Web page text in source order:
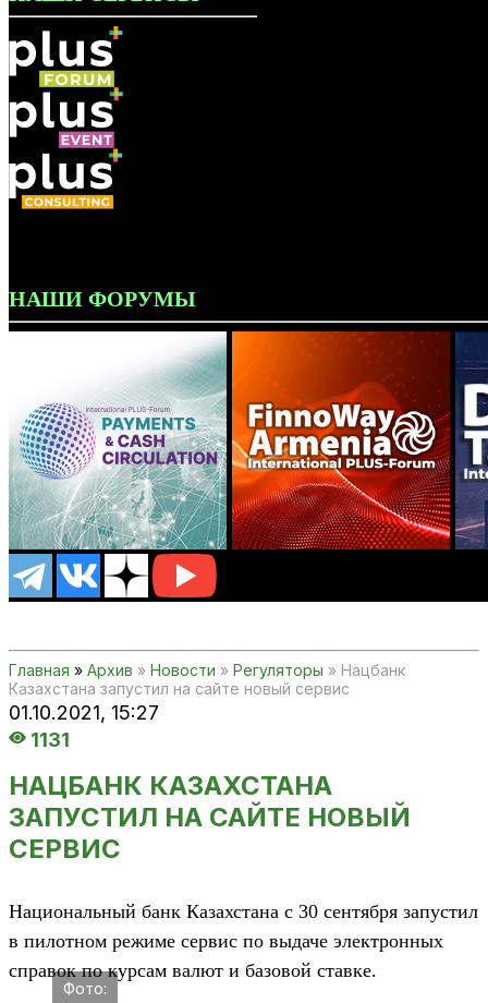
НАШИ ФОРУМЫ
Главная » Архив » Новости » Регуляторы » Нацбанк
Казахстана запустил на сайте новый сервис
01.10.2021, 15:27
1131
НАЦБАНК КАЗАХСТАНА
ЗАПУСТИЛ НА САЙТЕ НОВЫЙ
СЕРВИС
Национальный банк Казахстана с 30 сентября запустил
в пилотном режиме сервис по выдаче электронных
справок по курсам валют и базовой ставке.
Фото: